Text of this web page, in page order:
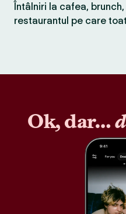
Întâlniri la cafea,
restaurantul pe care
Ok, dar…